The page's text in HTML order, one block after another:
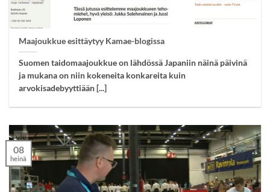
Maajoukkue esittäytyy Kamae-blogissa
Suomen taidomaajoukkue on lähdössä Japaniin näinä päivinä
ja mukana on niin kokeneita konkareita kuin
arvokisadebyyttiään [...]
08
heinä